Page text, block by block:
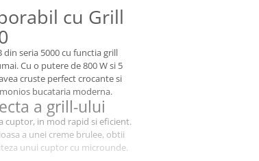
cu Grill
seria 5000 cu functia grill
Cu o putere de 800 W si 5
cruste perfect crocante si
bucataria moderna.
a grill-ului
cuptor, in mod rapid si eficient.
a unei creme brulee, obtii
unui cuptor cu microunde.